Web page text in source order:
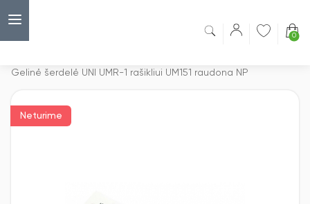
0
Gelinė šerdelė UNI UMR-1 rašikliui UM151 raudona NP
Neturime